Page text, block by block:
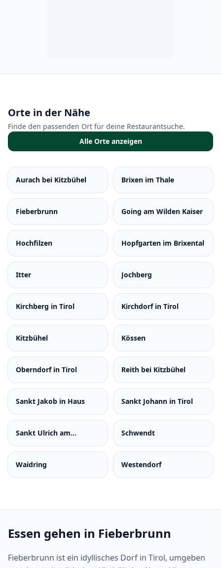
Orte in der Nähe
Finde den passenden Ort für deine Restaurantsuche.
Alle Orte anzeigen
Aurach bei Kitzbühel Brixen im Thale
Fieberbrunn Going am Wilden Kaiser
Hochfilzen Hopfgarten im Brixental
Itter Jochberg
Kirchberg in Tirol Kirchdorf in Tirol
Kitzbühel Kössen
Oberndorf in Tirol Reith bei Kitzbühel
Sankt Jakob in Haus Sankt Johann in Tirol
Sankt Ulrich am
Schwendt
Waidring Westendorf
Essen gehen in Fieberbrunn
Fieberbrunn ist ein idyllisches Dorf in Tirol, umgeben